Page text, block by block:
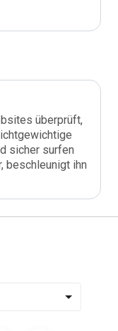
überprüft,
sicher surfen
beschleunigt ihn